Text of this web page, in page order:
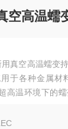
空高温蠕
真空高温蠕变
于各种金属材
高温环境下的